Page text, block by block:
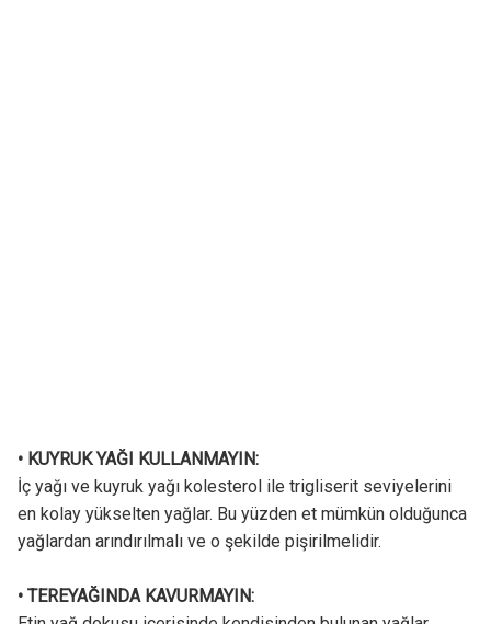
• KUYRUK YAĞI KULLANMAYIN:
İç yağı ve kuyruk yağı kolesterol ile trigliserit seviyelerini
en kolay yükselten yağlar. Bu yüzden et mümkün olduğunca
yağlardan arındırılmalı ve o şekilde pişirilmelidir.
• TEREYAĞINDA KAVURMAYIN: